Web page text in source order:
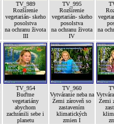
TV_989
Rozšírenie
vegetarián- skeho
posolstva
na ochranu života
III
TV_995
Rozšírenie
vegetarián- skeho
posolstva
na ochranu života
IV
na
TV_954
Buďme
vegetariány
abychom
zachránili sebe i
planetu
TV_960
Vytváranie neba na
Zemi zároveň so
zastavením
klimatických
zmien I
Zemi